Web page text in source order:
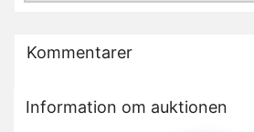
Kommentarer
Information om auktionen